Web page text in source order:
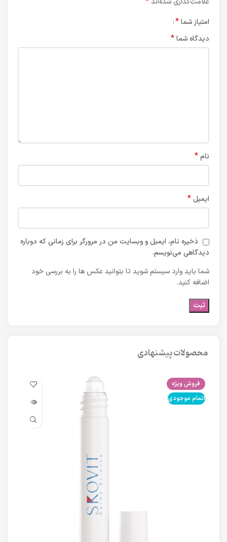
امتیاز شما*
دیدگاه شما*
نام *
ایمیل *
ذخیره نام، ایمیل و وبسایت من در مرورگر برای زمانی که دوباره
دیدگاهی می‌نویسم.
شما باید وارد سیستم شوید تا بتوانید عکس ها را به بررسی خود
اضافه کنید.
محصولات پیشنهادی
فروش ویژه
اتمام موجودی